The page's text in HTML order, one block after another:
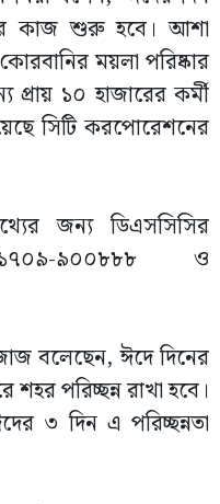
কাজ শুরু হবে। আশা
ময়লা পরিষ্কার
১০ হাজারের কর্মী
সিটি করপোরেশনের
জন্য ডিএসসিসির
৯০০৮৮৮ ও
বলেছেন, ঈদে দিনের
পরিচ্ছন্ন রাখা হবে।
৩ দিন এ পরিচ্ছন্নতা